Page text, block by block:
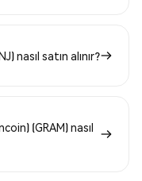
nasıl satın alınır?
(GRAM) nasıl